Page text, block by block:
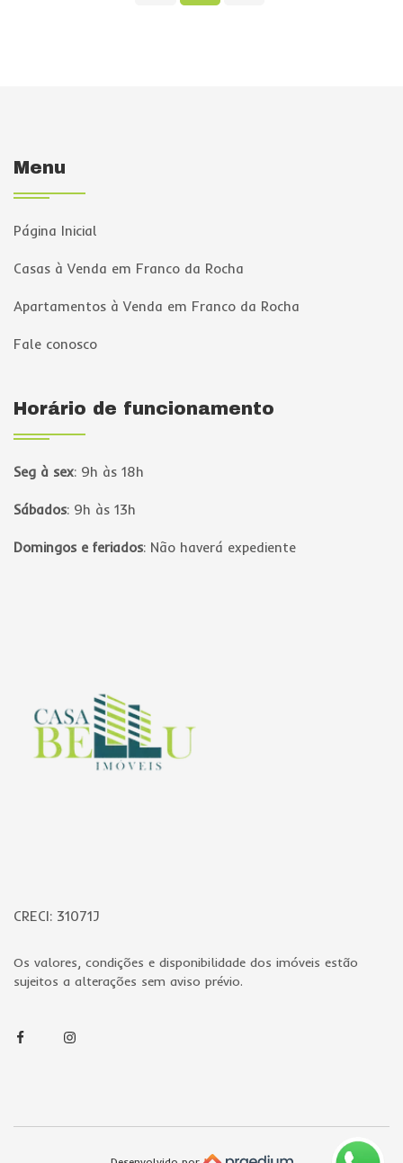
Menu
Página Inicial
Casas à Venda em Franco da Rocha
Apartamentos à Venda em Franco da Rocha
Fale conosco
Horário de funcionamento
Seg à sex: 9h às 18h
Sábados: 9h às 13h
Domingos e feriados: Não haverá expediente
CRECI: 31071J
Os valores, condições e disponibilidade dos imóveis estão
sujeitos a alterações sem aviso prévio.
FacebookInstagram